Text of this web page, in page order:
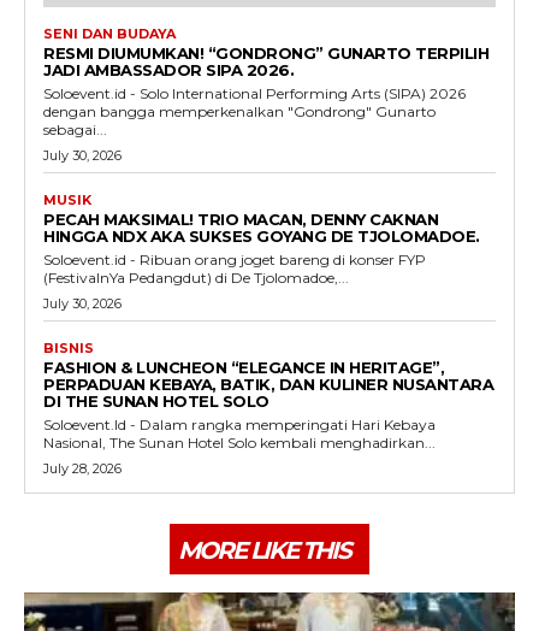
SENI DAN BUDAYA
RESMI DIUMUMKAN! “GONDRONG” GUNARTO TERPILIH
JADI AMBASSADOR SIPA 2026.
Soloevent.id - Solo International Performing Arts (SIPA) 2026
dengan bangga memperkenalkan "Gondrong" Gunarto
sebagai...
July 30, 2026
MUSIK
PECAH MAKSIMAL! TRIO MACAN, DENNY CAKNAN
HINGGA NDX AKA SUKSES GOYANG DE TJOLOMADOE.
Soloevent.id - Ribuan orang joget bareng di konser FYP
(FestivalnYa Pedangdut) di De Tjolomadoe,...
July 30, 2026
BISNIS
FASHION & LUNCHEON “ELEGANCE IN HERITAGE”,
PERPADUAN KEBAYA, BATIK, DAN KULINER NUSANTARA
DI THE SUNAN HOTEL SOLO
Soloevent.Id - Dalam rangka memperingati Hari Kebaya
Nasional, The Sunan Hotel Solo kembali menghadirkan...
July 28, 2026
MORE LIKE THIS